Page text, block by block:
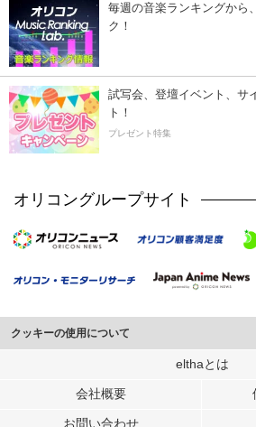
毎週の音楽ランキングから
ク！
試写会、登壇イベント、サ
ト！
プレゼント特集
オリコングループサイト
クッキーの使用について
このサイトでは Cookie を使用して、ユーザーに
行っています。
elthaとは
会社概要
お問い合わせ